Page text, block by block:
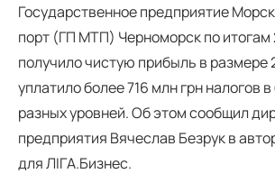
Государственное предприятие
порт (ГП МТП) Черноморск по итогам
получило чистую прибыль в размере
уплатило более 716 млн грн налогов
разных уровней. Об этом сообщил
предприятия Вячеслав Безрук в
для ЛІГА.Бизнес.